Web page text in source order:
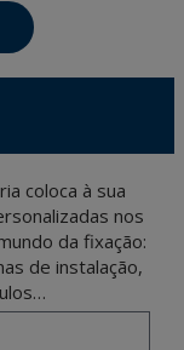
with the utmost
for the General
are not encoded or
your sole responsibility.
Regulation
coloca à sua
nos
da fixação:
de instalação,